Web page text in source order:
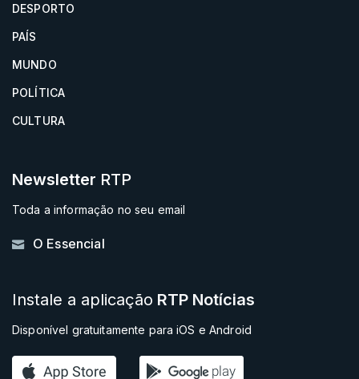
DESPORTO
PAÍS
MUNDO
POLÍTICA
CULTURA
Newsletter RTP
Toda a informação no seu email
O Essencial
Instale a aplicação RTP Notícias
Disponível gratuitamente para iOS e Android